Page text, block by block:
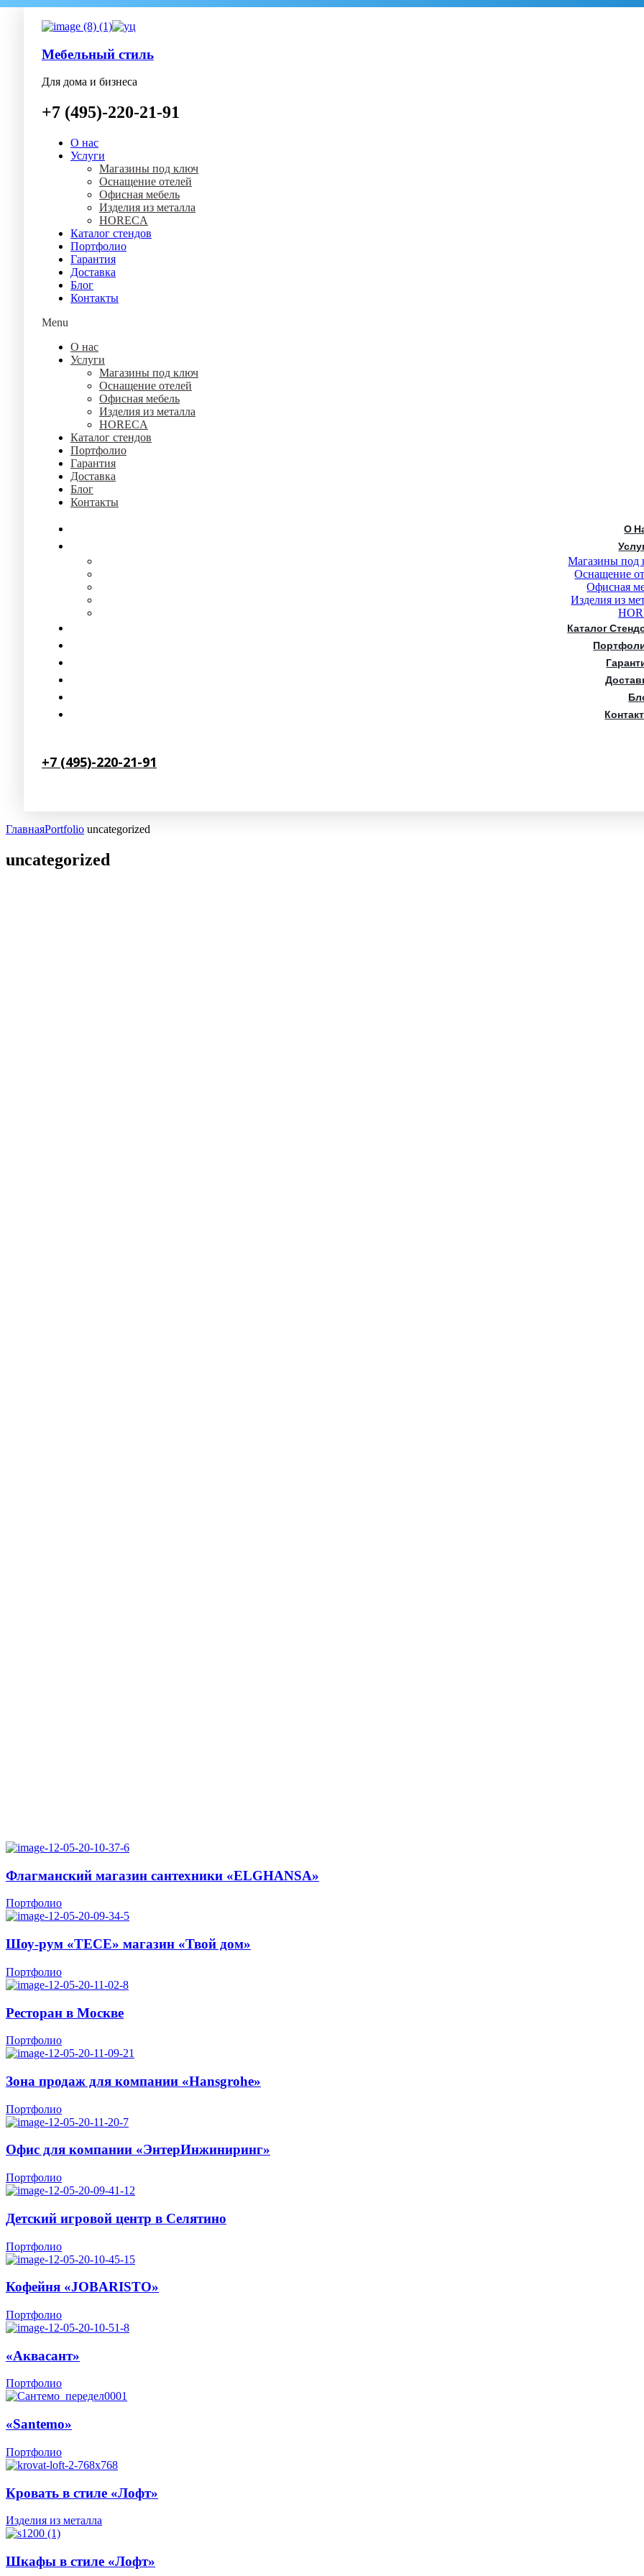
Мебельный стиль
Для дома и бизнеса
+7 (495)-220-21-91
О нас
Услуги
Магазины под ключ
Оснащение отелей
Офисная мебель
Изделия из металла
HORECA
Каталог стендов
Портфолио
Гарантия
Доставка
Блог
Контакты
Menu
О нас
Услуги
Магазины под ключ
Оснащение отелей
Офисная мебель
Изделия из металла
HORECA
Каталог стендов
Портфолио
Гарантия
Доставка
Блог
Контакты
О
Магазины под
Оснащение
Офисная
Изделия из
Каталог
+7 (495)-220-21-91
ГлавнаяPortfolio uncategorized
uncategorized
Флагманский магазин сантехники «ELGHANSA»
Портфолио
Шоу-рум «TECE» магазин «Твой дом»
Портфолио
Ресторан в Москве
Портфолио
Зона продаж для компании «Hansgrohe»
Портфолио
Офис для компании «ЭнтерИнжиниринг»
Портфолио
Детский игровой центр в Селятино
Портфолио
Кофейня «JOBARISTO»
Портфолио
«Аквасант»
Портфолио
«Santemo»
Портфолио
Кровать в стиле «Лофт»
Изделия из металла
Шкафы в стиле «Лофт»